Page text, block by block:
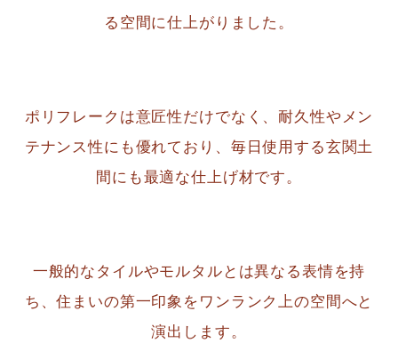
る空間に仕上がりました。
ポリフレークは意匠性だけでなく、耐久性やメン
テナンス性にも優れており、毎日使用する玄関土
間にも最適な仕上げ材です。
一般的なタイルやモルタルとは異なる表情を持
ち、住まいの第一印象をワンランク上の空間へと
演出します。